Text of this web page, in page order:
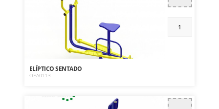
ELÍPTICO SENTADO
OEA0113